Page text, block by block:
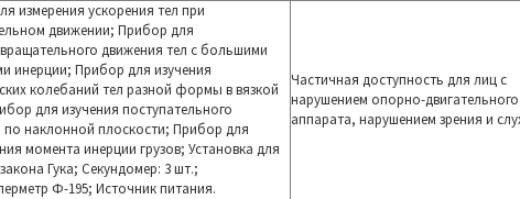
измерения ускорения тел при
движении; Прибор для
движения тел с большими
инерции; Прибор для изучения
колебаний тел разной формы в вязкой
для изучения поступательного
по наклонной плоскости; Прибор для
момента инерции грузов; Установка для
Гука; Секундомер: 3 шт.;
Ф-195; Источник питания.
Частичная доступность для лиц с
нарушением опорно-двигательного
аппарата, нарушением зрения и